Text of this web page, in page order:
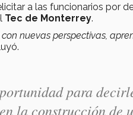
a las funcionarios por
Tec de Monterrey.
nuevas perspectivas,
para
la construcción de